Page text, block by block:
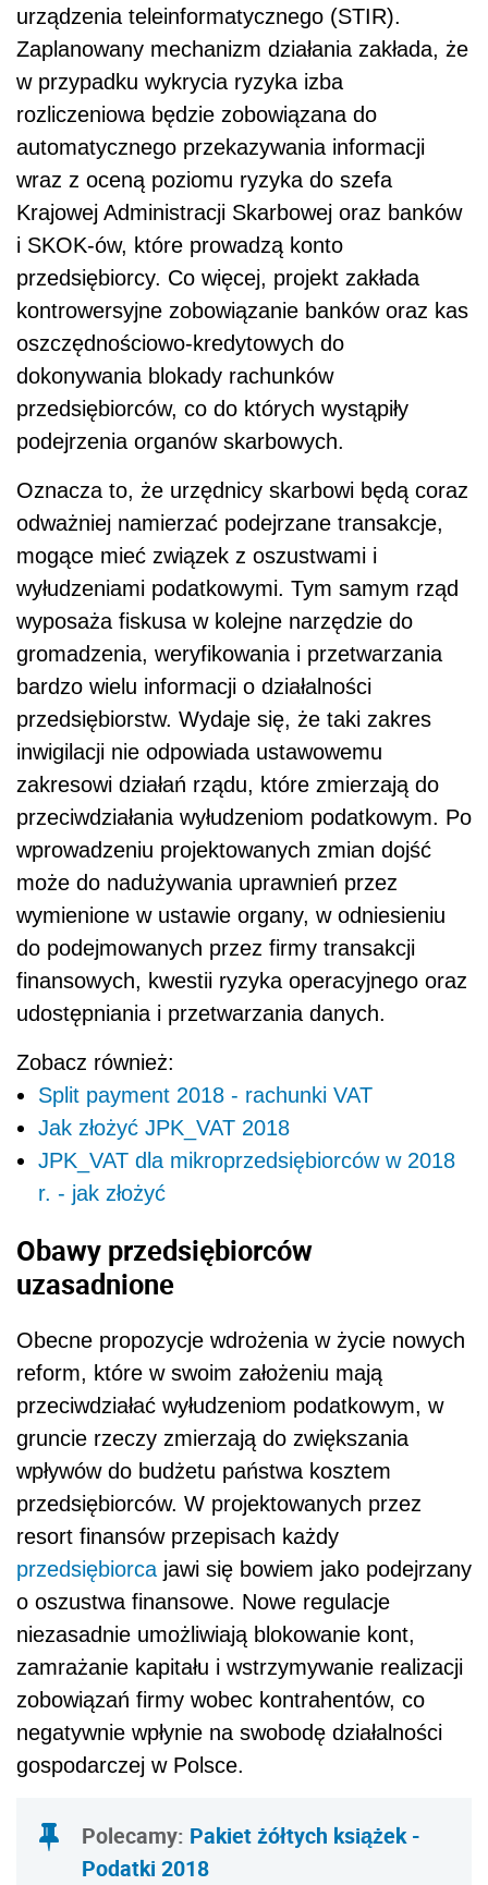
urządzenia teleinformatycznego (STIR).
Zaplanowany mechanizm działania zakłada, że
w przypadku wykrycia ryzyka izba
rozliczeniowa będzie zobowiązana do
automatycznego przekazywania informacji
wraz z oceną poziomu ryzyka do szefa
Krajowej Administracji Skarbowej oraz banków
i SKOK-ów, które prowadzą konto
przedsiębiorcy. Co więcej, projekt zakłada
kontrowersyjne zobowiązanie banków oraz kas
oszczędnościowo-kredytowych do
dokonywania blokady rachunków
przedsiębiorców, co do których wystąpiły
podejrzenia organów skarbowych.
Oznacza to, że urzędnicy skarbowi będą coraz
odważniej namierzać podejrzane transakcje,
mogące mieć związek z oszustwami i
wyłudzeniami podatkowymi. Tym samym rząd
wyposaża fiskusa w kolejne narzędzie do
gromadzenia, weryfikowania i przetwarzania
bardzo wielu informacji o działalności
przedsiębiorstw. Wydaje się, że taki zakres
inwigilacji nie odpowiada ustawowemu
zakresowi działań rządu, które zmierzają do
przeciwdziałania wyłudzeniom podatkowym. Po
wprowadzeniu projektowanych zmian dojść
może do nadużywania uprawnień przez
wymienione w ustawie organy, w odniesieniu
do podejmowanych przez firmy transakcji
finansowych, kwestii ryzyka operacyjnego oraz
udostępniania i przetwarzania danych.
Zobacz również:
Split payment 2018 - rachunki VAT
Jak złożyć JPK_VAT 2018
JPK_VAT dla mikroprzedsiębiorców w 2018
r. - jak złożyć
Obawy przedsiębiorców
uzasadnione
Obecne propozycje wdrożenia w życie nowych
reform, które w swoim założeniu mają
przeciwdziałać wyłudzeniom podatkowym, w
gruncie rzeczy zmierzają do zwiększania
wpływów do budżetu państwa kosztem
przedsiębiorców. W projektowanych przez
resort finansów przepisach każdy
przedsiębiorca jawi się bowiem jako podejrzany
o oszustwa finansowe. Nowe regulacje
niezasadnie umożliwiają blokowanie kont,
zamrażanie kapitału i wstrzymywanie realizacji
zobowiązań firmy wobec kontrahentów, co
negatywnie wpłynie na swobodę działalności
gospodarczej w Polsce.
Polecamy: Pakiet żółtych książek -
Podatki 2018